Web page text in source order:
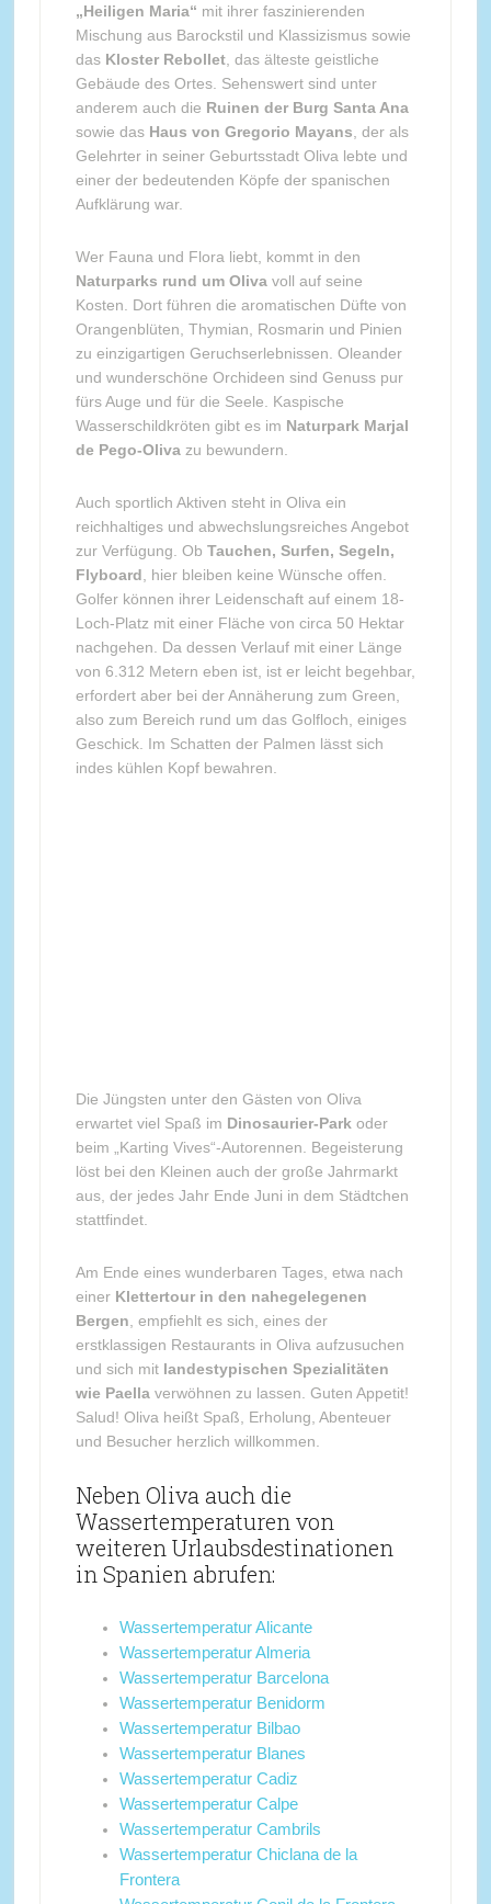
„Heiligen Maria“ mit ihrer faszinierenden
Mischung aus Barockstil und Klassizismus sowie
das Kloster Rebollet, das älteste geistliche
Gebäude des Ortes. Sehenswert sind unter
anderem auch die Ruinen der Burg Santa Ana
sowie das Haus von Gregorio Mayans , der als
Gelehrter in seiner Geburtsstadt Oliva lebte und
einer der bedeutenden Köpfe der spanischen
Aufklärung war.
Wer Fauna und Flora liebt, kommt in den
Naturparks rund um Olivavoll auf seine
Kosten. Dort führen die aromatischen Düfte von
Orangenblüten, Thymian, Rosmarin und Pinien
zu einzigartigen Geruchserlebnissen. Oleander
und wunderschöne Orchideen sind Genuss pur
fürs Auge und für die Seele. Kaspische
Wasserschildkröten gibt es im Naturpark Marjal
de Pego-Olivazu bewundern.
Auch sportlich Aktiven steht in Oliva ein
reichhaltiges und abwechslungsreiches Angebot
zur Verfügung. Ob Tauchen, Surfen, Segeln,
Flyboard , hier bleiben keine Wünsche offen.
Golfer können ihrer Leidenschaft auf einem 18-
Loch-Platz mit einer Fläche von circa 50 Hektar
nachgehen. Da dessen Verlauf mit einer Länge
von 6.312 Metern eben ist, ist er leicht begehbar,
erfordert aber bei der Annäherung zum Green,
also zum Bereich rund um das Golfloch, einiges
Geschick. Im Schatten der Palmen lässt sich
indes kühlen Kopf bewahren.
Die Jüngsten unter den Gästen von Oliva
erwartet viel Spaß im Dinosaurier-Park oder
beim „Karting Vives“-Autorennen. Begeisterung
löst bei den Kleinen auch der große Jahrmarkt
aus, der jedes Jahr Ende Juni in dem Städtchen
stattfindet.
Am Ende eines wunderbaren Tages, etwa nach
einer Klettertour in den nahegelegenen
Bergen , empfiehlt es sich, eines der
erstklassigen Restaurants in Oliva aufzusuchen
und sich mit landestypischen Spezialitäten
wie Paellaverwöhnen zu lassen. Guten Appetit!
Salud! Oliva heißt Spaß, Erholung, Abenteuer
und Besucher herzlich willkommen.
Neben Oliva auch die
Wassertemperaturen von
weiteren Urlaubsdestinationen
in Spanien abrufen:
Wassertemperatur Alicante
Wassertemperatur Almeria
Wassertemperatur Barcelona
Wassertemperatur Benidorm
Wassertemperatur Bilbao
Wassertemperatur Blanes
Wassertemperatur Cadiz
Wassertemperatur Calpe
Wassertemperatur Cambrils
Wassertemperatur Chiclana de la
Frontera